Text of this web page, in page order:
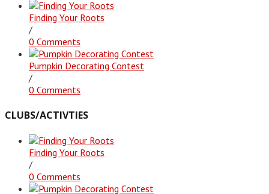
Finding Your Roots
/
0 Comments
Pumpkin Decorating Contest
/
0 Comments
CLUBS/ACTIVTIES
Finding Your Roots
/
0 Comments